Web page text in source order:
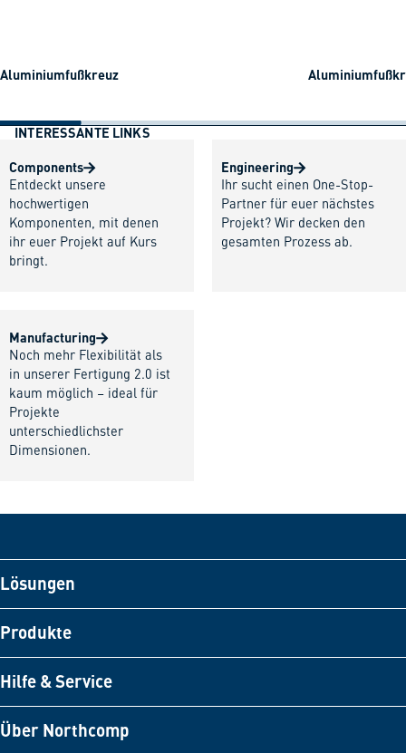
Aluminiumfußkreuz
INTERESSANTE LINKS
Components
Entdeckt unsere
hochwertigen
Komponenten, mit denen
ihr euer Projekt auf Kurs
bringt.
Engineering
Ihr sucht einen One-Stop-
Partner für euer nächstes
Projekt? Wir decken den
gesamten Prozess ab.
Manufacturing
Noch mehr Flexibilität als
in unserer Fertigung 2.0 ist
kaum möglich – ideal für
Projekte
unterschiedlichster
Dimensionen.
Lösungen
Produkte
Hilfe & Service
Über Northcomp